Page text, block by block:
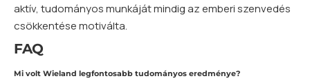
aktív, tudományos munkáját mindig az emberi szenvedés
csökkentése motiválta.
FAQ
Mi volt Wieland legfontosabb tudományos eredménye?